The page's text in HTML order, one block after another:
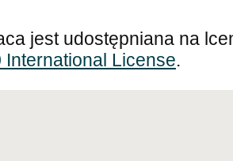
jest udostępniana na
International License.